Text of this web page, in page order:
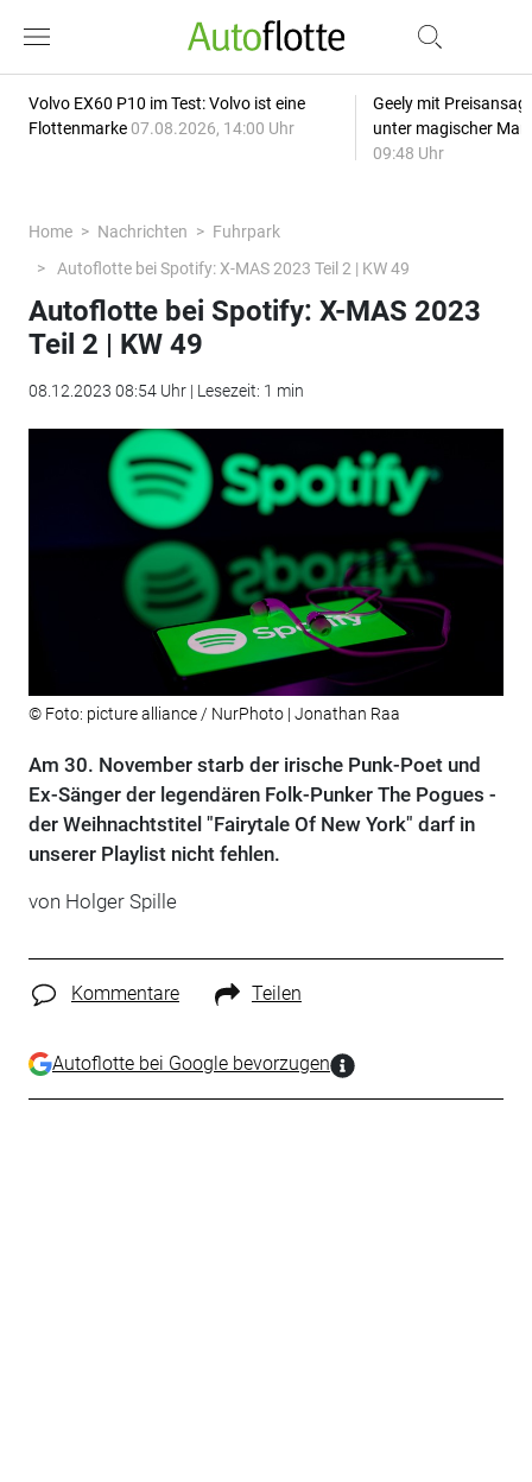
Volvo EX60 P10 im Test: Volvo ist eine
Flottenmarke 07.08.2026, 14:00 Uhr
Geely mit
unter magischer
09:48 Uhr
Home Nachrichten
Fuhrpark
Autoflotte bei Spotify: X-MAS 2023 Teil 2 | KW 49
Autoflotte bei Spotify: X-MAS 2023
Teil 2 | KW 49
08.12.2023 08:54 Uhr | Lesezeit: 1 min
© Foto: picture alliance / NurPhoto | Jonathan Raa
Am 30. November starb der irische Punk-Poet und
Ex-Sänger der legendären Folk-Punker The Pogues -
der Weihnachtstitel "Fairytale Of New York" darf in
unserer Playlist nicht fehlen.
von Holger Spille
Kommentare Teilen
Autoflotte bei Google bevorzugen